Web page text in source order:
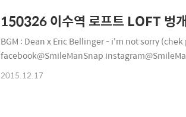
150326 이수역 로프트 LOFT 벙
BGM : Dean x Eric Bellinger - i'm not sorry
facebook@SmileManSnap
2015.12.17